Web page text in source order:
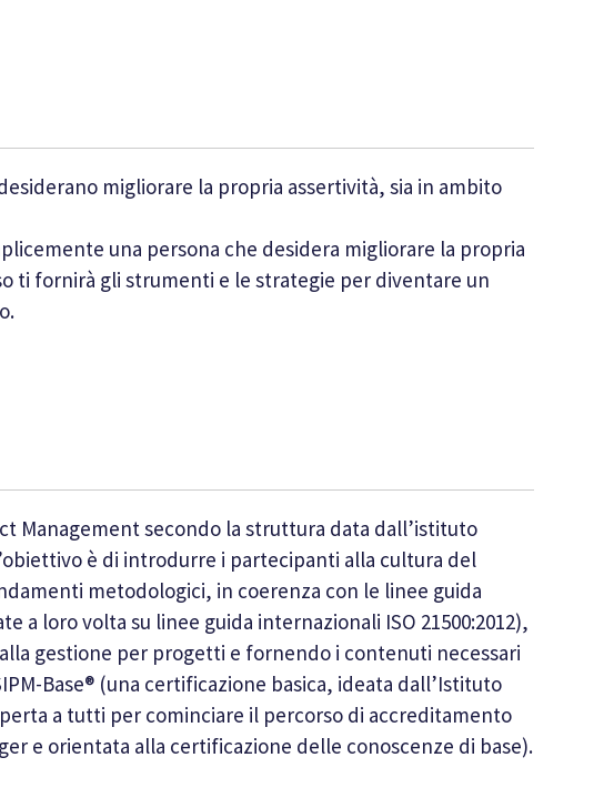
migliorare la propria assertività, sia in ambito
una persona che desidera migliorare la propria
ti fornirà gli strumenti e le strategie per diventare un
Management secondo la struttura data dall’istituto
è di introdurre i partecipanti alla cultura del
metodologici, in coerenza con le linee guida
a loro volta su linee guida internazionali ISO 21500:2012),
gestione per progetti e fornendo i contenuti necessari
Base® (una certificazione basica, ideata dall’Istituto
a tutti per cominciare il percorso di accreditamento
e orientata alla certificazione delle conoscenze di base).